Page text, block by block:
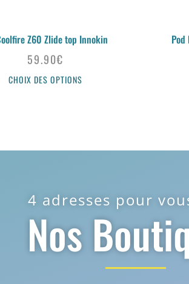
Z60 Zlide top Innokin
59.90€
CHOIX DES OPTIONS
4 adresses pour
Nos